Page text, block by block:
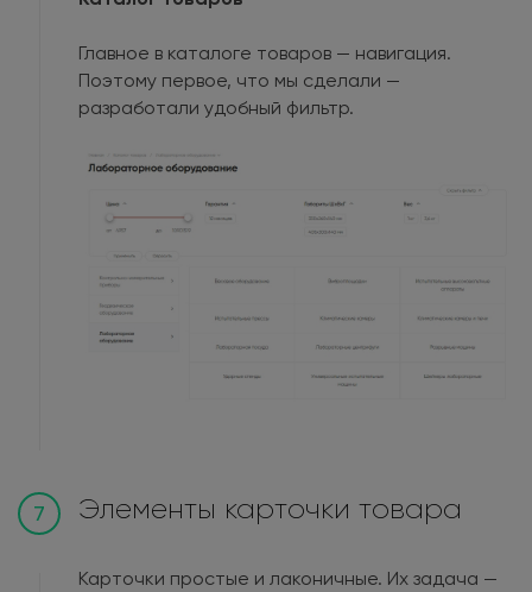
Главное в каталоге товаров — навигация.
Поэтому первое, что мы сделали —
разработали удобный фильтр.
7 Элементы карточки товара
Карточки простые и лаконичные. Их задача —